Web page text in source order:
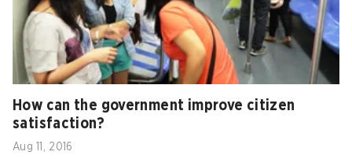
How can the government improve citizen
satisfaction?
Aug 11, 2016